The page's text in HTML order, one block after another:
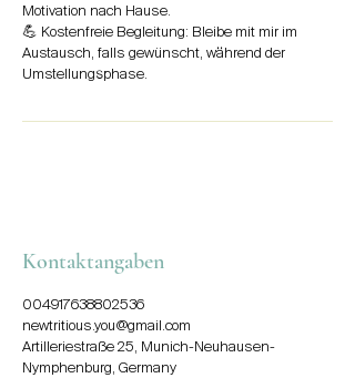
Motivation nach Hause.
💪 Kostenfreie Begleitung: Bleibe mit mir im
Austausch, falls gewünscht, während der
Umstellungsphase.
Kontaktangaben
004917638802536
newtritious.you@gmail.com
Artilleriestraße 25, Munich-Neuhausen-
Nymphenburg, Germany